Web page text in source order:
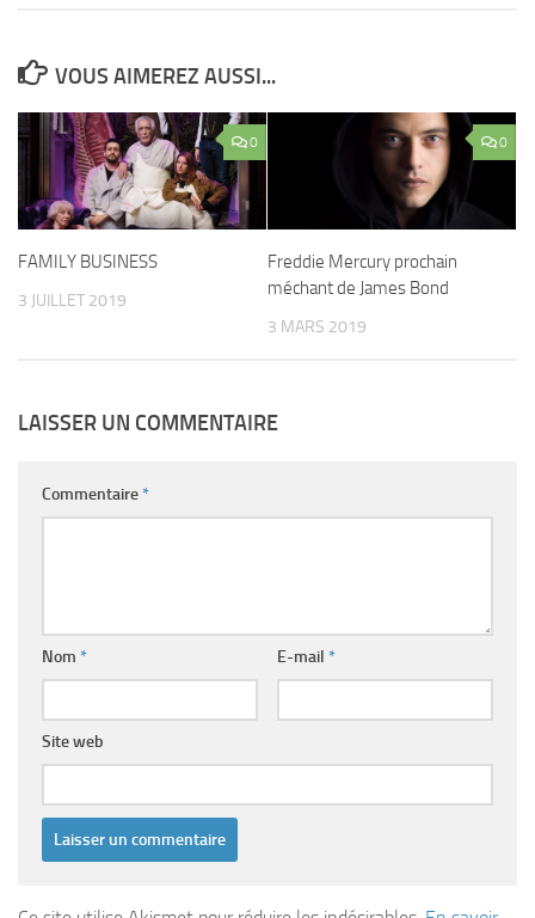
VOUS AIMEREZ AUSSI...
0
FAMILY BUSINESS
3 JUILLET 2019
0
Freddie Mercury prochain
méchant de James Bond
3 MARS 2019
LAISSER UN COMMENTAIRE
Commentaire*
Nom * E-mail *
Site web